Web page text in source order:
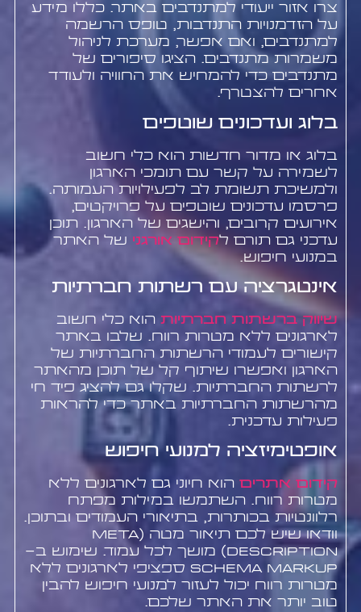
צרו אזור ייעודי למתנדבים באתר. כללו מידע
על הזדמנויות התנדבות, טופס הרשמה
למתנדבים, ואם אפשר, מערכת לניהול
משמרות מתנדבים. הציגו סיפורים של
מתנדבים כדי להמחיש את החוויה ולעודד
אחרים להצטרף.
בלוג ועדכונים שוטפים
בלוג או מדור חדשות הוא כלי חשוב
לשמירה על קשר עם תומכי הארגון
ולמשיכת תשומת לב לפעילויות העמותה.
פרסמו עדכונים שוטפים על פרויקטים,
אירועים קרובים, והישגים של הארגון. תוכן
עדכני גם תורם לקידום אורגני של האתר
במנועי חיפוש.
אינטגרציה עם רשתות חברתיות
שיווק ברשתות חברתיותהוא כלי חשוב
לארגונים ללא מטרות רווח. שלבו באתר
קישורים לעמודי הרשתות החברתיות של
הארגון ואפשרו שיתוף קל של תוכן מהאתר
לרשתות החברתיות. שקלו גם להציג פיד חי
מהרשתות החברתיות באתר כדי להראות
פעילות עדכנית.
אופטימיזציה למנועי חיפוש
קידום אתריםהוא חיוני גם לארגונים ללא
מטרות רווח. השתמשו במילות מפתח
רלוונטיות בכותרות, בתיאורי העמודים ובתוכן.
וודאו שיש לכם תיאור מטה (meta
description) מושך לכל עמוד. שימוש ב-
schema markup ספציפי לארגונים ללא
מטרות רווח יכול לעזור למנועי חיפוש להבין
טוב יותר את האתר שלכם.